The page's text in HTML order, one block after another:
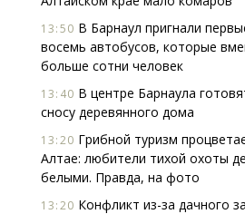
13:50 В Барнаул пригнали
восемь автобусов, которые
больше сотни человек
13:40 В центре Барнаула
сносу деревянного дома
13:20 Грибной туризм
Алтае: любители тихой охоты
белыми. Правда, на фото
13:20 Конфликт из-за дачного